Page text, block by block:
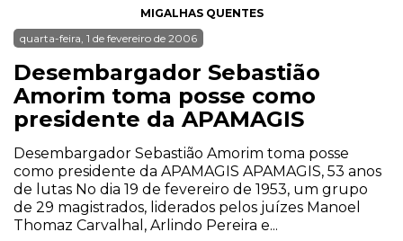
MIGALHAS QUENTES
quarta-feira, 1 de fevereiro de 2006
Desembargador Sebastião
Amorim toma posse como
presidente da APAMAGIS
Desembargador Sebastião Amorim toma posse
como presidente da APAMAGIS APAMAGIS, 53 anos
de lutas No dia 19 de fevereiro de 1953, um grupo
de 29 magistrados, liderados pelos juízes Manoel
Thomaz Carvalhal, Arlindo Pereira e...